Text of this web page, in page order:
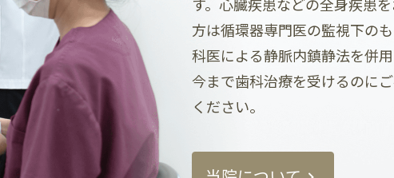
す。心臓疾患などの全身疾患
方は循環器専門医の監視下の
科医による静脈内鎮静法を併
今まで歯科治療を受けるのに
ください。